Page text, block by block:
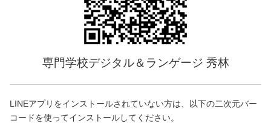
専門学校デジタル＆ランゲージ 秀林
LINEアプリをインストールされていない方は、以下の二次元バー
コードを使ってインストールしてください。